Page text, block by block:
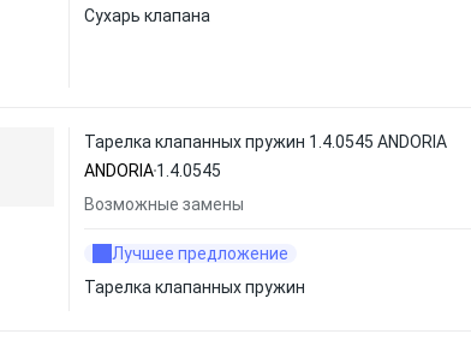
Сухарь клапана
Тарелка клапанных пружин 1.4.0545 ANDORIA
ANDORIA1.4.0545
Возможные замены
Лучшее предложение
Тарелка клапанных пружин